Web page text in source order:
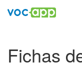
Fichas